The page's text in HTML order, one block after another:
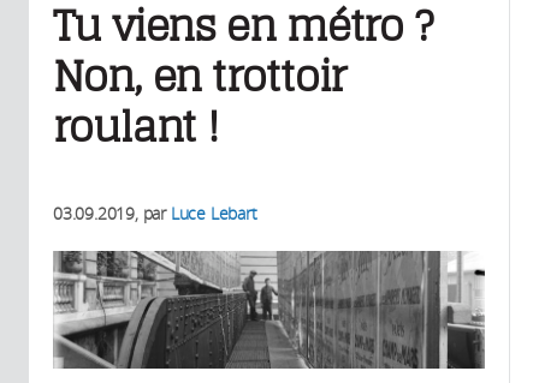
Tu viens en métro ?
Non, en trottoir
roulant !
03.09.2019, par Luce Lebart